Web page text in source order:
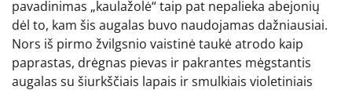
pavadinimas „kaulažolė“ taip pat nepalieka abejonių
dėl to, kam šis augalas buvo naudojamas dažniausiai.
Nors iš pirmo žvilgsnio vaistinė taukė atrodo kaip
paprastas, drėgnas pievas ir pakrantes mėgstantis
augalas su šiurkščiais lapais ir smulkiais violetiniais